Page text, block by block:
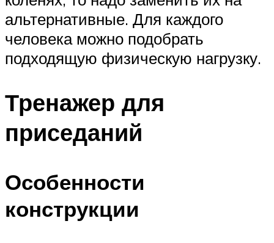
альтернативные. Для каждого
человека можно подобрать
подходящую физическую нагрузку.
Тренажер для
приседаний
Особенности
конструкции